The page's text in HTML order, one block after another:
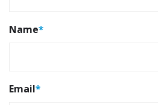
Name*
Email*